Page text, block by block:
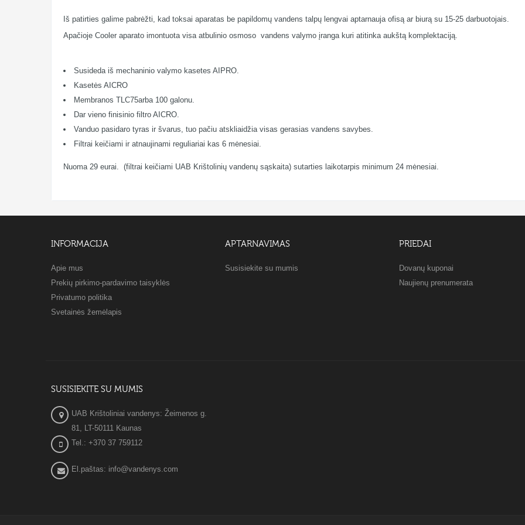
Iš patirties galime pabrėžti, kad toksai aparatas be papildomų vandens talpų lengvai aptarnauja ofisą ar biurą su 15-25 darbuotojais.
Apačioje Cooler aparato imontuota visa atbulinio osmoso vandens valymo įranga kuri atitinka aukštą komplektaciją.
Susideda iš mechaninio valymo kasetes AIPRO.
Kasetės AICRO
Membranos TLC75arba 100 galonu.
Dar vieno finisinio filtro AICRO.
Vanduo pasidaro tyras ir švarus, tuo pačiu atskliaidžia visas gerasias vandens savybes.
Filtrai keičiami ir atnaujinami reguliariai kas 6 mėnesiai.
Nuoma 29 eurai. (filtrai keičiami UAB Krištolinių vandenų sąskaita) sutarties laikotarpis minimum 24 mėnesiai.
INFORMACIJA
Apie mus
Prekių pirkimo-pardavimo taisyklės
Privatumo politika
Svetainės žemėlapis
APTARNAVIMAS
Susisiekite su mumis
PRIEDAI
Dovanų kuponai
Naujienų prenumerata
SUSISIEKITE SU MUMIS
UAB Krištoliniai vandenys: Žeimenos g.
81, LT-50111 Kaunas
Tel.: +370 37 759112
El.paštas: info@vandenys.com